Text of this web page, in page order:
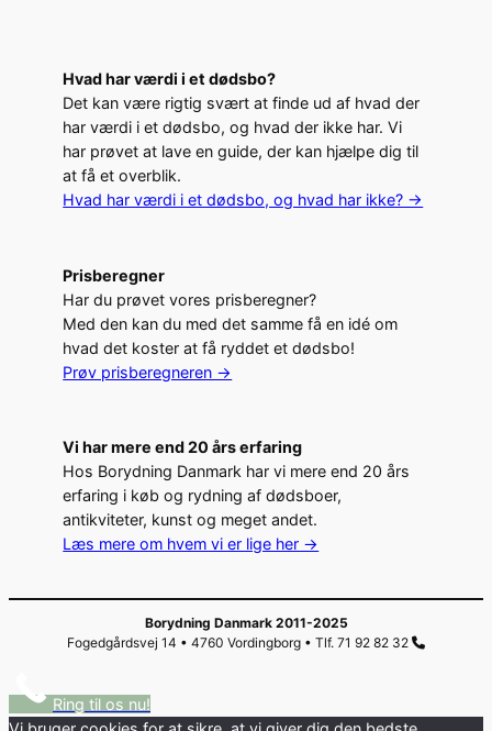
Hvad har værdi i et dødsbo?
Det kan være rigtig svært at finde ud af hvad der
har værdi i et dødsbo, og hvad der ikke har. Vi
har prøvet at lave en guide, der kan hjælpe dig til
at få et overblik.
Hvad har værdi i et dødsbo, og hvad har ikke? ->
Prisberegner
Har du prøvet vores prisberegner?
Med den kan du med det samme få en idé om
hvad det koster at få ryddet et dødsbo!
Prøv prisberegneren ->
Vi har mere end 20 års erfaring
Hos Borydning Danmark har vi mere end 20 års
erfaring i køb og rydning af dødsboer,
antikviteter, kunst og meget andet.
Læs mere om hvem vi er lige her ->
Borydning Danmark 2011-2025
Fogedgårdsvej 14 • 4760 Vordingborg • Tlf. 71 92 82 32
Ring til os nu!